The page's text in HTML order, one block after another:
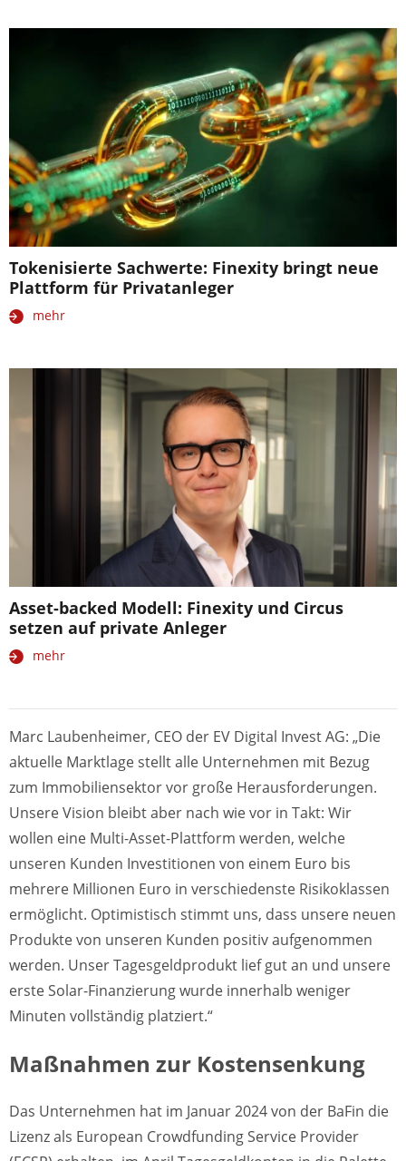
Tokenisierte Sachwerte: Finexity bringt neue
Plattform für Privatanleger
mehr
Asset-backed Modell: Finexity und Circus
setzen auf private Anleger
mehr
Marc Laubenheimer, CEO der EV Digital Invest AG: „Die
aktuelle Marktlage stellt alle Unternehmen mit Bezug
zum Immobiliensektor vor große Herausforderungen.
Unsere Vision bleibt aber nach wie vor in Takt: Wir
wollen eine Multi-Asset-Plattform werden, welche
unseren Kunden Investitionen von einem Euro bis
mehrere Millionen Euro in verschiedenste Risikoklassen
ermöglicht. Optimistisch stimmt uns, dass unsere neuen
Produkte von unseren Kunden positiv aufgenommen
werden. Unser Tagesgeldprodukt lief gut an und unsere
erste Solar-Finanzierung wurde innerhalb weniger
Minuten vollständig platziert.“
Maßnahmen zur Kostensenkung
Das Unternehmen hat im Januar 2024 von der BaFin die
Lizenz als European Crowdfunding Service Provider